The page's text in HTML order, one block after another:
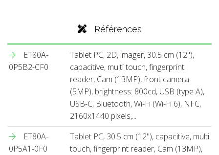
Références
ET80A-
0P5B2-CF0
Tablet PC, 2D, imager, 30.5 cm (12''),
capacitive, multi touch, fingerprint
reader, Cam (13MP), front camera
(5MP), brightness: 800cd, USB (type A),
USB-C, Bluetooth, Wi-Fi (Wi-Fi 6), NFC,
2160x1440 pixels,...
ET80A-
0P5A1-0F0
Tablet PC, 30.5 cm (12''), capacitive, multi
touch, fingerprint reader, Cam (13MP),